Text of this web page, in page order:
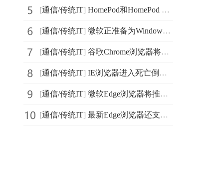
[通信/传统IT] HomePod和HomePod mini将通过软件更新支持Apple Music无损音频
[通信/传统IT] 微软正准备为Windows 10的设计做出一些“根本性”改变
[通信/传统IT] 谷歌Chrome浏览器将升级PWA应用 支持离线查看、推送通知
[通信/传统IT] IE浏览器进入死亡倒计时 从浏览器霸主到群嘲对象
[通信/传统IT] 微软Edge浏览器将推出新的密码管理器 提示用户密码是否泄露
[通信/传统IT] 最新Edge浏览器还支持简化右键菜单 用户可只保留几个必